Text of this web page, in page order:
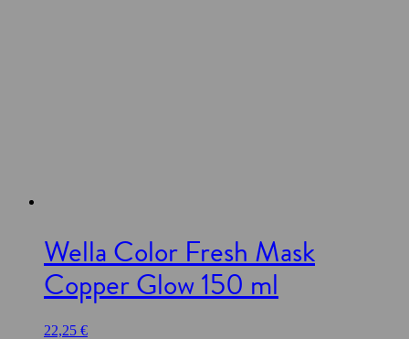
Wella Color Fresh Mask
Copper Glow 150 ml
22,25 €